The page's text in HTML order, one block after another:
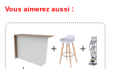
Vous aimerez aussi :